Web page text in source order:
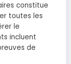
constitue
toutes les
le
incluent
de